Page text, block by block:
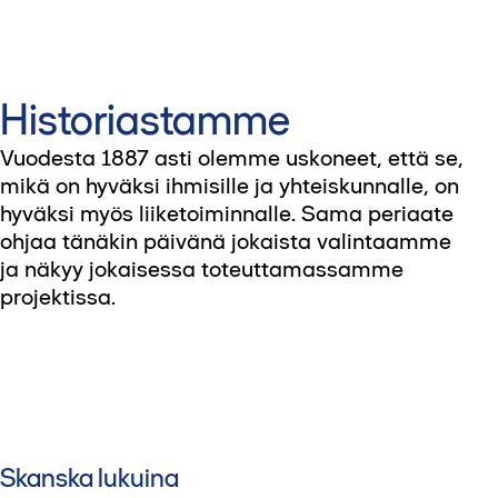
Historiastamme
Vuodesta 1887 asti olemme uskoneet, että se,
mikä on hyväksi ihmisille ja yhteiskunnalle, on
hyväksi myös liiketoiminnalle. Sama periaate
ohjaa tänäkin päivänä jokaista valintaamme
ja näkyy jokaisessa toteuttamassamme
projektissa.
Skanska lukuina